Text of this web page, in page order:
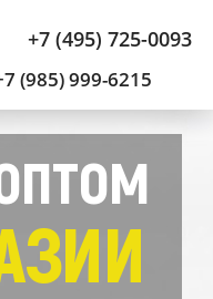
+7 (495) 725-0093
(985) 999-6215